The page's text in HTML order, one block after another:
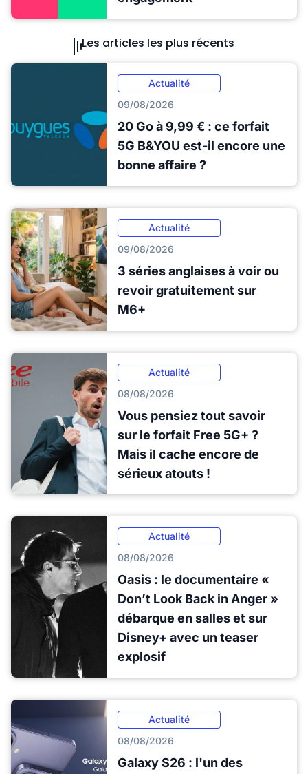
Les articles les plus récents
Actualité
09/08/2026
20 Go à 9,99 € : ce forfait
5G B&YOU est-il encore une
bonne affaire ?
Actualité
09/08/2026
3 séries anglaises à voir ou
revoir gratuitement sur
M6+
Actualité
08/08/2026
Vous pensiez tout savoir
sur le forfait Free 5G+ ?
Mais il cache encore de
sérieux atouts !
Actualité
08/08/2026
Oasis : le documentaire «
Don’t Look Back in Anger »
débarque en salles et sur
Disney+ avec un teaser
explosif
Actualité
08/08/2026
Galaxy S26 : l'un des